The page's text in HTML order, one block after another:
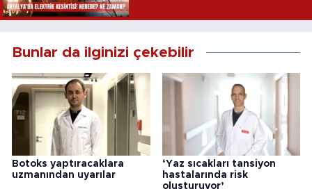
Bunlar da ilginizi çekebilir
Botoks yaptıracaklara
uzmanından uyarılar
‘Yaz sıcakları tansiyon
hastalarında risk
oluşturuyor’